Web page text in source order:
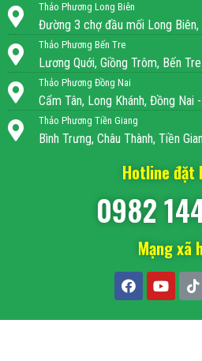
Thảo Phương Long Biên
Đường 3 chợ đầu mối Long
Thảo Phương Bến Tre
Lương Quới, Giồng Trôm, Bến
Thảo Phương Đồng Nai
Cẩm Tân, Long Khánh, Đồng Nai
Thảo Phương Tiền Giang
Bình Trưng, Châu Thành, Tiền
Hotline đặt
0982
Mạng xã